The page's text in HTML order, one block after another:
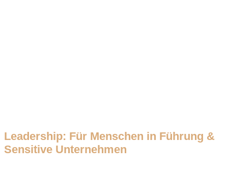
Leadership: Für Menschen in Führung &
Sensitive Unternehmen